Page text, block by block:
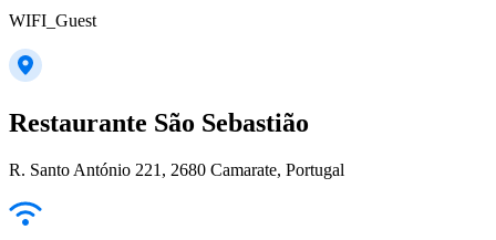
WIFI_Guest
Restaurante São Sebastião
R. Santo António 221, 2680 Camarate, Portugal